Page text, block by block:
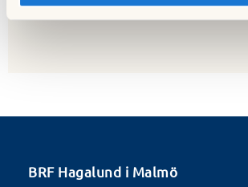
BRF Hagalund i Malmö